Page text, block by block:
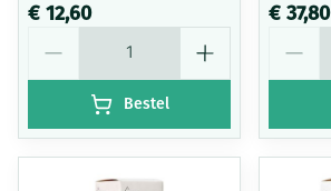
€ 12,60
Bestel
€ 37,80